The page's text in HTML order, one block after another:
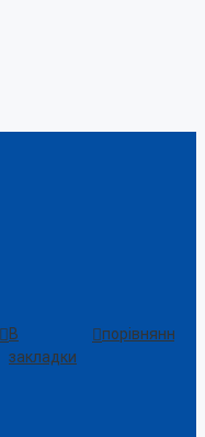
В
закладки
порівняння